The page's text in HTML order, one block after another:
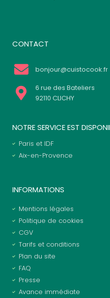
CONTACT
bonjour@cuistocook.fr
6 rue des Bateliers
92110 CLICHY
NOTRE SERVICE EST
Paris et IDF
Aix-en-Provence
INFORMATIONS
Mentions légales
Politique de cookies
CGV
Tarifs et conditions
Plan du site
FAQ
Presse
Avance immédiate